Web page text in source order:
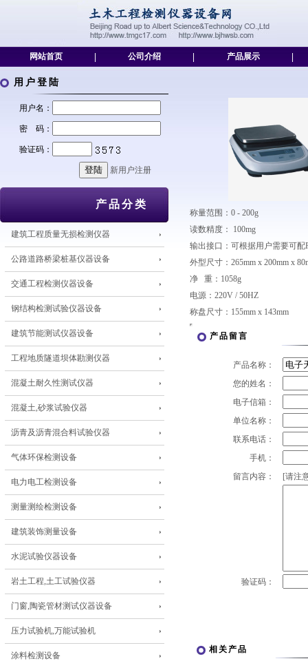
网站首页 公司介绍 产品展示
用户登陆
用户名：
密 码：
验证码：
新用户注册
产品分类
建筑工程质量无损检测仪器
公路道路桥梁桩基仪器设备
交通工程检测仪器设备
钢结构检测试验仪器设备
建筑节能测试仪器设备
工程地质隧道坝体勘测仪器
混凝土耐久性测试仪器
混凝土,砂浆试验仪器
沥青及沥青混合料试验仪器
气体环保检测设备
电力电工检测设备
测量测绘检测设备
建筑装饰测量设备
水泥试验仪器设备
岩土工程,土工试验仪器
门窗,陶瓷管材测试仪器设备
压力试验机,万能试验机
涂料检测设备
称量范围：0 - 200g
读数精度： 100mg
输出接口：可根据用户需要可配
外型尺寸：265mm x 200mm x
净 重：1058g
电源：220V / 50HZ
称盘尺寸：155mm x 143mm
产品留言
产品名称：
您的姓名：
电子信箱：
单位名称：
联系电话：
手机：
留言内容：
[请注
验证码：
相关产品